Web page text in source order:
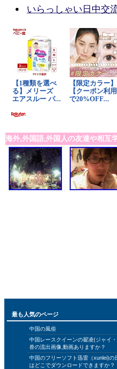
いらっしゃい日中交
海外,外国語,外国人の友達や相互
最も人気のページ
中国の風俗
中国レースクイーンの翟凌(ジャイ
兽の流出画像,動画ありますか？
中国のフリーソフト迅雷（xunlei)の
はどこでダウンロードできますか？